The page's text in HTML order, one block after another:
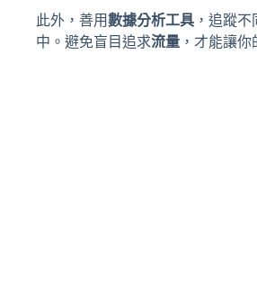
此外，善用數據分析工具 ，追蹤
中。避免盲目追求流量 ，才能讓